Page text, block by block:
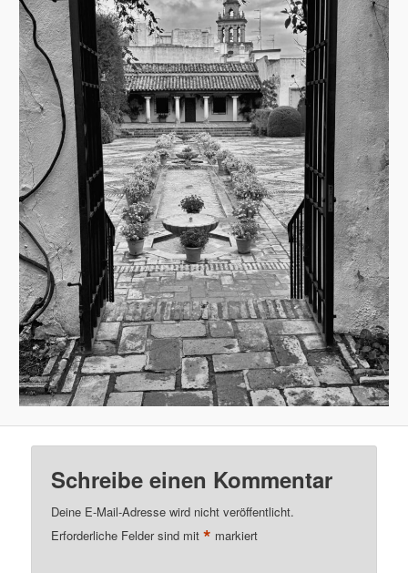
Schreibe einen Kommentar
Deine E-Mail-Adresse wird nicht veröffentlicht.
Erforderliche Felder sind mit* markiert